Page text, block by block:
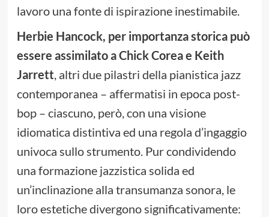
lavoro una fonte di ispirazione inestimabile.
Herbie Hancock, per importanza storica può
essere assimilato a Chick Corea e Keith
Jarrett, altri due pilastri della pianistica jazz
contemporanea – affermatisi in epoca post-
bop – ciascuno, però, con una visione
idiomatica distintiva ed una regola d’ingaggio
univoca sullo strumento. Pur condividendo
una formazione jazzistica solida ed
un’inclinazione alla transumanza sonora, le
loro estetiche divergono significativamente: